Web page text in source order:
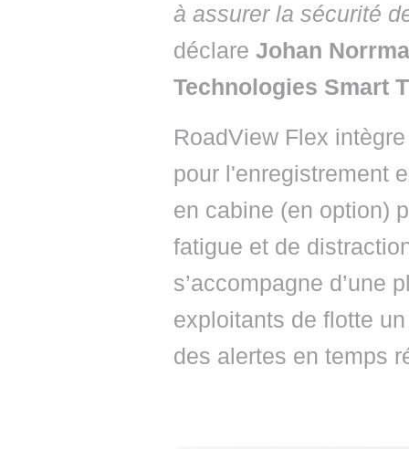
à assurer la sécurité
déclare Johan
Technologies Smart
RoadView Flex
pour l'enregistrement
en cabine (en option)
fatigue et de
s’accompagne d’une
exploitants de flotte
des alertes en temps